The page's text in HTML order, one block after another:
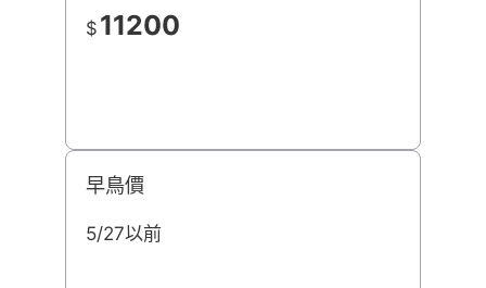
$ 11200
早鳥價
5/27以前